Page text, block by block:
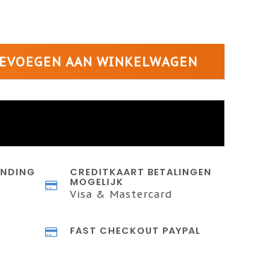
AAN WINKELWAGEN
CREDITKAART BETALINGEN
MOGELIJK
Visa & Mastercard
FAST CHECKOUT PAYPAL